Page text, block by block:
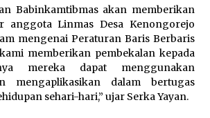
KKM Universitas Bina Bangsa
Kelompok 83 Laksanakan
Pendampingan Pembuatan Spanduk
Sebagai Upaya Memperkuat
Pemasaran UMKM di Desa Cempaka
6 Agustus 2026
Babinkamtibmas akan memberikan
anggota Linmas Desa Kenongorejo
mengenai Peraturan Baris Berbaris
memberikan pembekalan kepada
mereka dapat menggunakan
mengaplikasikan dalam bertugas
sehari-hari,” ujar Serka Yayan.